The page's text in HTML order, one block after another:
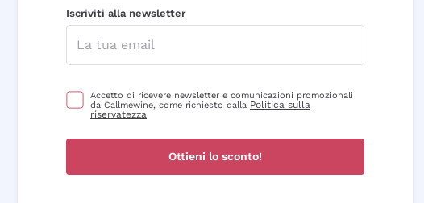
Iscriviti alla newsletter
Accetto di ricevere newsletter e comunicazioni promozionali
da Callmewine, come richiesto dalla Politica sulla
riservatezza
Ottieni lo sconto!